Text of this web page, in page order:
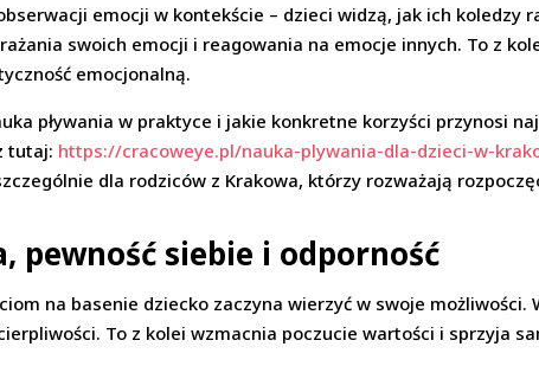
emocji w kontekście – dzieci widzą, jak ich koledzy
swoich emocji i reagowania na emocje innych. To z
emocjonalną.
pływania w praktyce i jakie konkretne korzyści przynosi
tutaj: https://cracoweye.pl/nauka-plywania-dla-dzieci-w-
dla rodziców z Krakowa, którzy rozważają
pewność siebie i odporność
na basenie dziecko zaczyna wierzyć w swoje możliwości.
To z kolei wzmacnia poczucie wartości i sprzyja